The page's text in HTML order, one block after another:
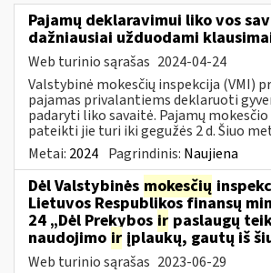
Pajamų deklaravimui liko vos
dažniausiai užduodami
Web turinio sąrašas 2024-04-24
Valstybinė mokesčių inspekcija (VMI)
pajamas privalantiems deklaruoti
padaryti liko savaitė. Pajamų
pateikti jie turi iki gegužės 2 d. Šiuo
Metai: 2024 Pagrindinis: Naujiena
Dėl Valstybinės mokesčių
Lietuvos Respublikos finansų
24 „Dėl Prekybos ir paslaugų
naudojimo ir įplaukų, gautų iš
Web turinio sąrašas 2023-06-29